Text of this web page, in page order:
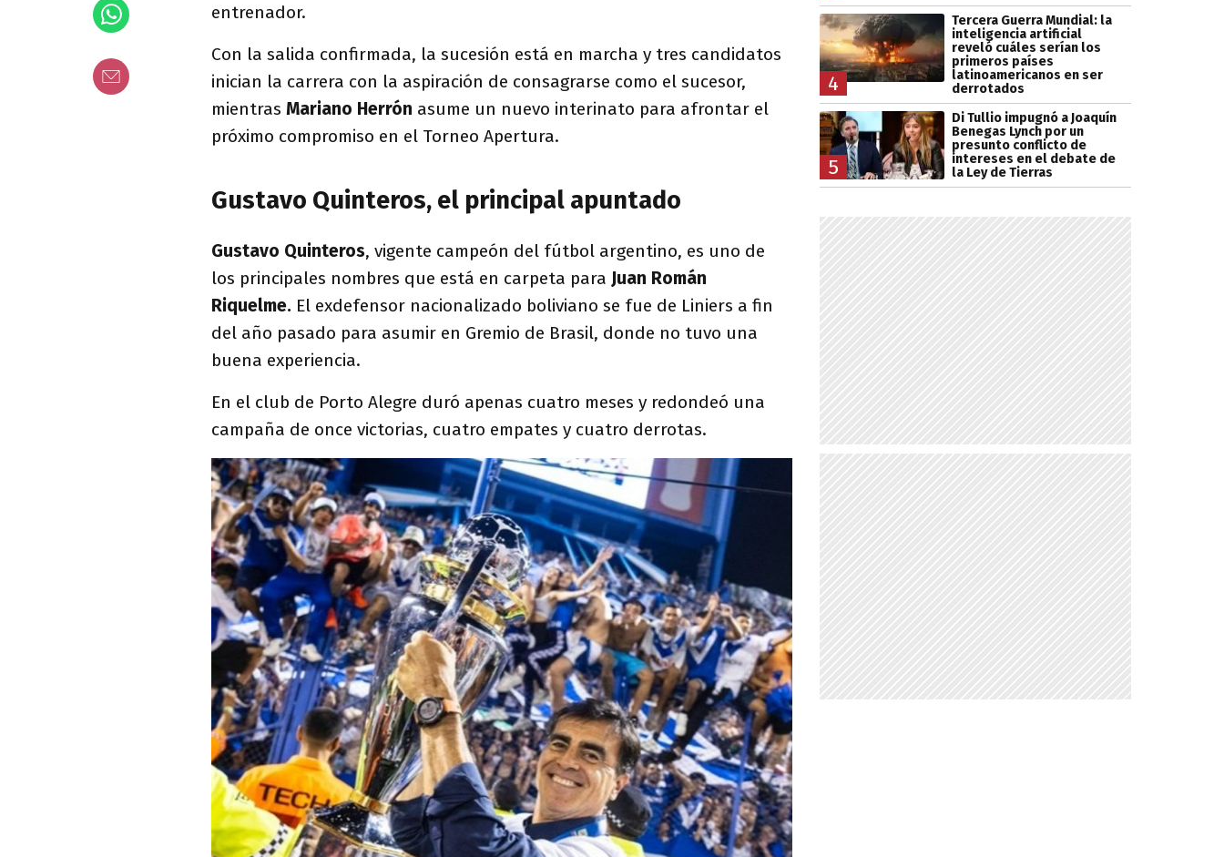
entrenador.
Con la salida confirmada, la sucesión está en marcha y tres candidatos
inician la carrera con la aspiración de consagrarse como el sucesor,
mientras Mariano Herrón asume un nuevo interinato para afrontar el
próximo compromiso en el Torneo Apertura.
Gustavo Quinteros, el principal apuntado
Gustavo Quinteros, vigente campeón del fútbol argentino, es uno de
los principales nombres que está en carpeta para Juan Román
Riquelme. El exdefensor nacionalizado boliviano se fue de Liniers a fin
del año pasado para asumir en Gremio de Brasil, donde no tuvo una
buena experiencia.
En el club de Porto Alegre duró apenas cuatro meses y redondeó una
campaña de once victorias, cuatro empates y cuatro derrotas.
4
Tercera Guerra Mundial: la
inteligencia artificial
reveló cuáles serían los
primeros países
latinoamericanos en ser
derrotados
5
Di Tullio impugnó a Joaquín
Benegas Lynch por un
presunto conflicto de
intereses en el debate de
la Ley de Tierras